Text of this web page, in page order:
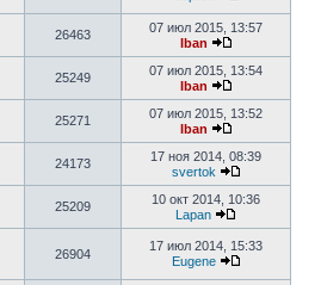
26463
07 июл 2015, 13:57
Iban
25249
07 июл 2015, 13:54
Iban
25271
07 июл 2015, 13:52
Iban
24173
17 ноя 2014, 08:39
svertok
25209
10 окт 2014, 10:36
Lapan
26904
17 июл 2014, 15:33
Eugene